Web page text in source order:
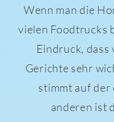
Wenn man die
vielen Foodtrucks
Eindruck, dass
Gerichte sehr
stimmt auf der
anderen ist